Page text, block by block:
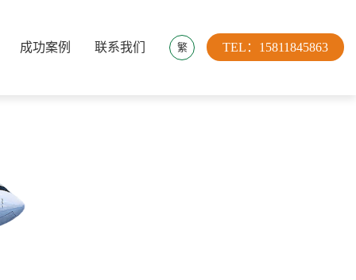
TEL：15811845863
繁
成功案例 联系我们